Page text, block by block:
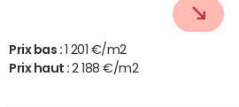
Prix bas : 1 201 €/m2
Prix haut :2 188 €/m2